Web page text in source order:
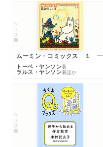
シリーズ・全集
ムーミン・コミックス １ 黄金のしっぽ
トーベ・ヤンソン著
ラルス・ヤンソン著ほか
シリーズ・全集